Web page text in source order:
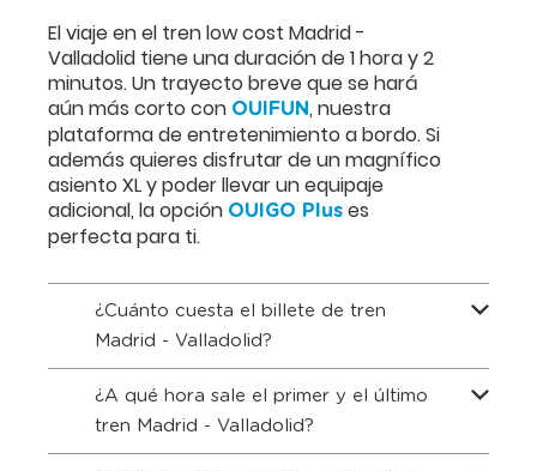
El viaje en el tren low cost Madrid -
Valladolid tiene una duración de 1 hora y 2
minutos. Un trayecto breve que se hará
aún más corto con OUIFUN, nuestra
plataforma de entretenimiento a bordo. Si
además quieres disfrutar de un magnífico
asiento XL y poder llevar un equipaje
adicional, la opción OUIGO Plus es
perfecta para ti.
¿Cuánto cuesta el billete de tren
Madrid - Valladolid?
¿A qué hora sale el primer y el último
tren Madrid - Valladolid?